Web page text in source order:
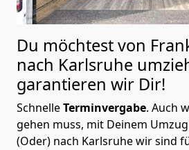
Du möchtest von
nach Karlsruhe
garantieren wir Dir!
SchnelleTerminvergabe. Auch
gehen muss, mit Deinem
(Oder) nach Karlsruhe wir sind